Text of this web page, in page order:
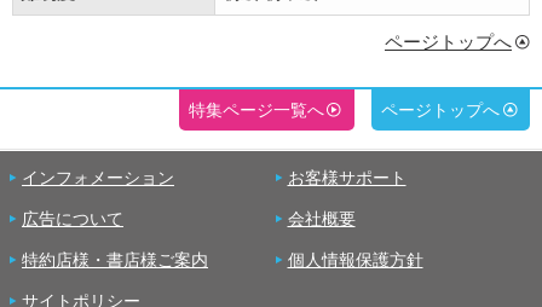
ページトップへ
特集ページ一覧へ ページトップへ
インフォメーション お客様サポート
広告について 会社概要
特約店様・書店様ご案内 個人情報保護方針
サイトポリシー